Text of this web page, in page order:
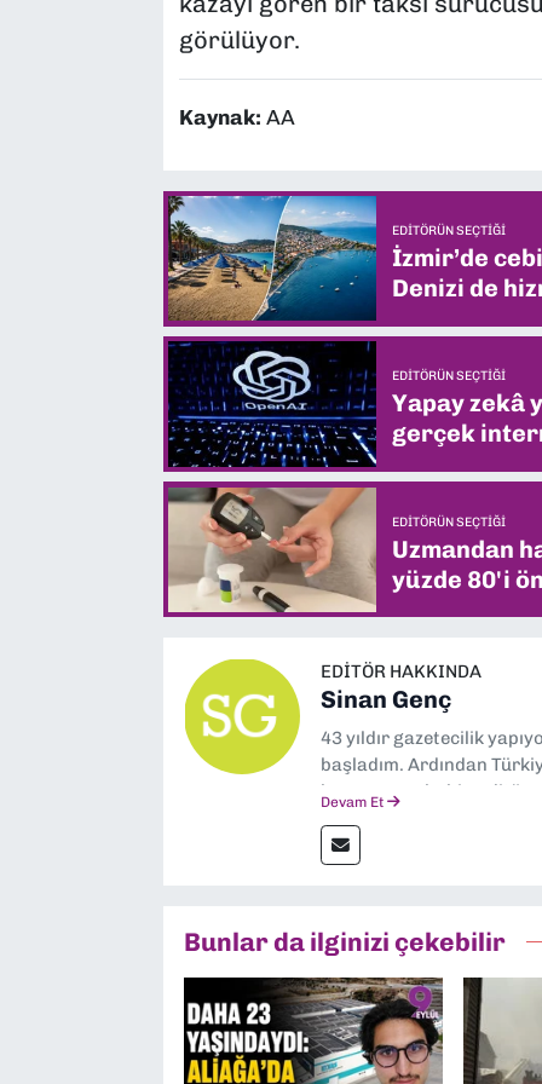
görülüyor.
Kaynak: AA
EDITÖRÜN SEÇTIĞI
İzmir’de
Denizi de
EDITÖRÜN SEÇTIĞI
Yapay zekâ
gerçek
EDITÖRÜN SEÇTIĞI
Uzmandan
yüzde 80'i
EDITÖR HAKKINDA
Sinan Genç
43 yıldır gazetecilik
başladım. Ardından
boyunca muhabir, editör,
anda Dokuz Eylül
Devam Et
Bunlar da ilginizi çekebilir